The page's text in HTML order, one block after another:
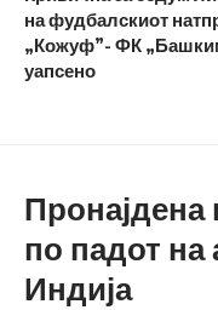
на фудбалскиот
„Кожуф”- ФК
уапсено
Пронајдена
по падот на
Индија